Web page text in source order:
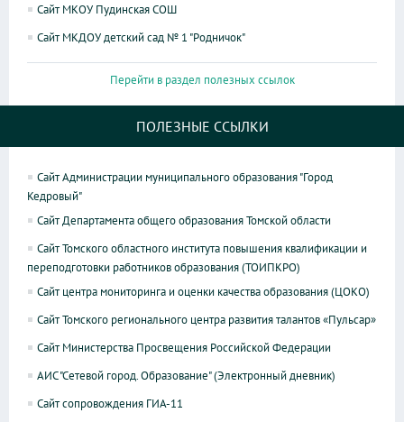
Сайт МКОУ Пудинская СОШ
Сайт МКДОУ детский сад № 1 "Родничок"
Перейти в раздел полезных ссылок
ПОЛЕЗНЫЕ ССЫЛКИ
Сайт Администрации муниципального образования "Город
Кедровый"
Сайт Департамента общего образования Томской области
Сайт Томского областного института повышения квалификации и
переподготовки работников образования (ТОИПКРО)
Сайт центра мониторинга и оценки качества образования (ЦОКО)
Сайт Томского регионального центра развития талантов «Пульсар»
Сайт Министерства Просвещения Российской Федерации
АИС "Сетевой город. Образование" (Электронный дневник)
Сайт сопровождения ГИА-11